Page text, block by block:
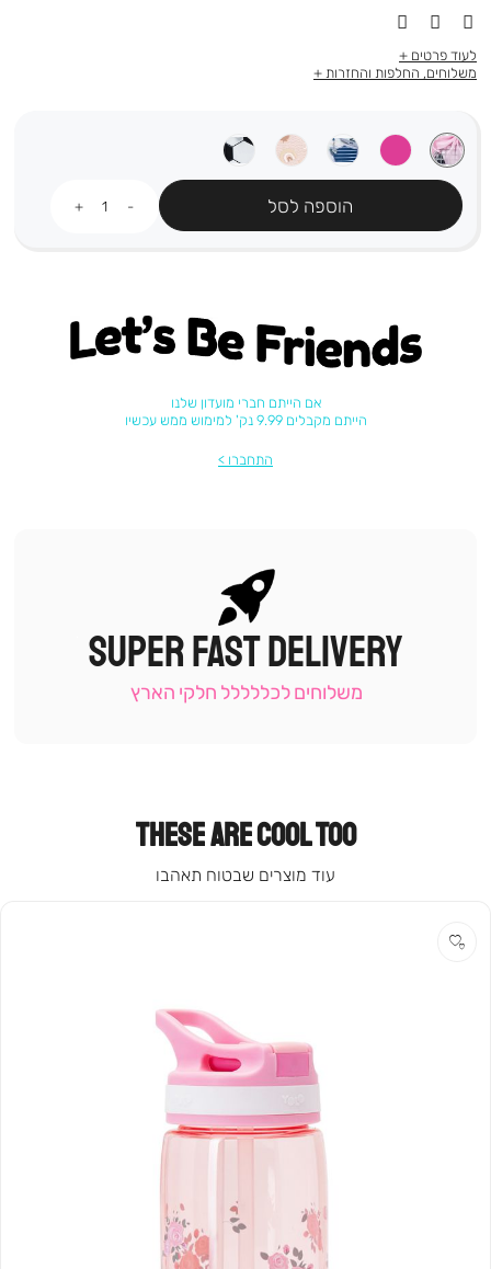
לעוד פרטים
משלוחים, החלפות והחזרות
הוספה לסל
Let's be friends
אם הייתם חברי מועדון שלנו
הייתם מקבלים 9.99 נק' למימוש ממש עכשיו
התחברו
|
תומכי
-
SUPER FAST DELIVERY
משלוחים לכללללל חלקי הארץ
THESE ARE COOL TOO
עוד מוצרים שבטוח תאהבו